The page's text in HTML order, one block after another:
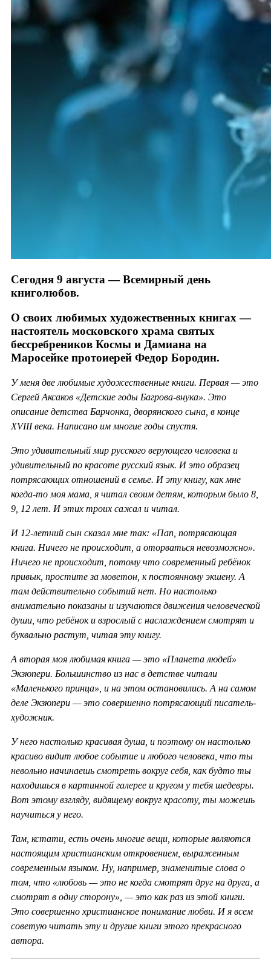
Сегодня 9 августа — Всемирный день
книголюбов.
О своих любимых художественных книгах —
настоятель московского храма святых
бессребреников Космы и Дамиана на
Маросейке протоиерей Федор Бородин.
У меня две любимые художественные книги. Первая — это
Сергей Аксаков «Детские годы Багрова-внука». Это
описание детства Барчонка, дворянского сына, в конце
XVIII века. Написано им многие годы спустя.
Это удивительный мир русского верующего человека и
удивительный по красоте русский язык. И это образец
потрясающих отношений в семье. И эту книгу, как мне
когда-то моя мама, я читал своим детям, которым было 8,
9, 12 лет. И этих троих сажал и читал.
И 12-летний сын сказал мне так: «Пап, потрясающая
книга. Ничего не происходит, а оторваться невозможно».
Ничего не происходит, потому что современный ребёнок
привык, простите за моветон, к постоянному экшену. А
там действительно событий нет. Но настолько
внимательно показаны и изучаются движения человеческой
души, что ребёнок и взрослый с наслаждением смотрят и
буквально растут, читая эту книгу.
А вторая моя любимая книга — это «Планета людей»
Экзюпери. Большинство из нас в детстве читали
«Маленького принца», и на этом остановились. А на самом
деле Экзюпери — это совершенно потрясающий писатель-
художник.
У него настолько красивая душа, и поэтому он настолько
красиво видит любое событие и любого человека, что ты
невольно начинаешь смотреть вокруг себя, как будто ты
находишься в картинной галерее и кругом у тебя шедевры.
Вот этому взгляду, видящему вокруг красоту, ты можешь
научиться у него.
Там, кстати, есть очень многие вещи, которые являются
настоящим христианским откровением, выраженным
современным языком. Ну, например, знаменитые слова о
том, что «любовь — это не когда смотрят друг на друга, а
смотрят в одну сторону», — это как раз из этой книги.
Это совершенно христианское понимание любви. И я всем
советую читать эту и другие книги этого прекрасного
автора.